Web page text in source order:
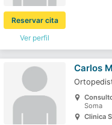
Ver perfil
Reservar cita
Carlos
Soma
Clinica